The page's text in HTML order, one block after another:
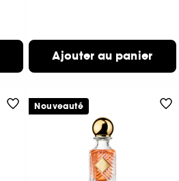
Ajouter au panier
Nouveauté